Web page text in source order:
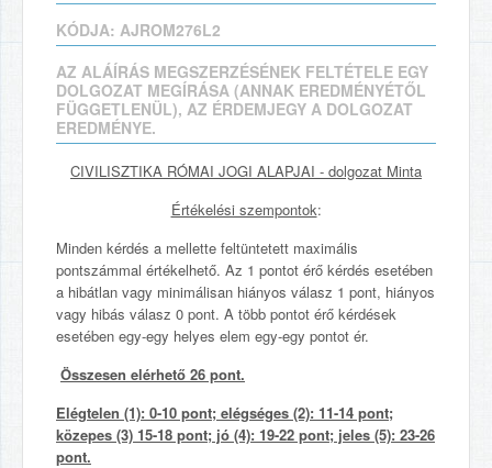
KÓDJA: AJROM276L2
AZ ALÁÍRÁS MEGSZERZÉSÉNEK FELTÉTELE EGY
DOLGOZAT MEGÍRÁSA (ANNAK EREDMÉNYÉTŐL
FÜGGETLENÜL), AZ ÉRDEMJEGY A DOLGOZAT
EREDMÉNYE.
CIVILISZTIKA RÓMAI JOGI ALAPJAI - dolgozat Minta
Értékelési szempontok:
Minden kérdés a mellette feltüntetett maximális
pontszámmal értékelhető. Az 1 pontot érő kérdés esetében
a hibátlan vagy minimálisan hiányos válasz 1 pont, hiányos
vagy hibás válasz 0 pont. A több pontot érő kérdések
esetében egy-egy helyes elem egy-egy pontot ér.
Összesen elérhető 26 pont.
Elégtelen (1): 0-10 pont; elégséges (2): 11-14 pont;
közepes (3) 15-18 pont; jó (4): 19-22 pont; jeles (5): 23-26
pont.